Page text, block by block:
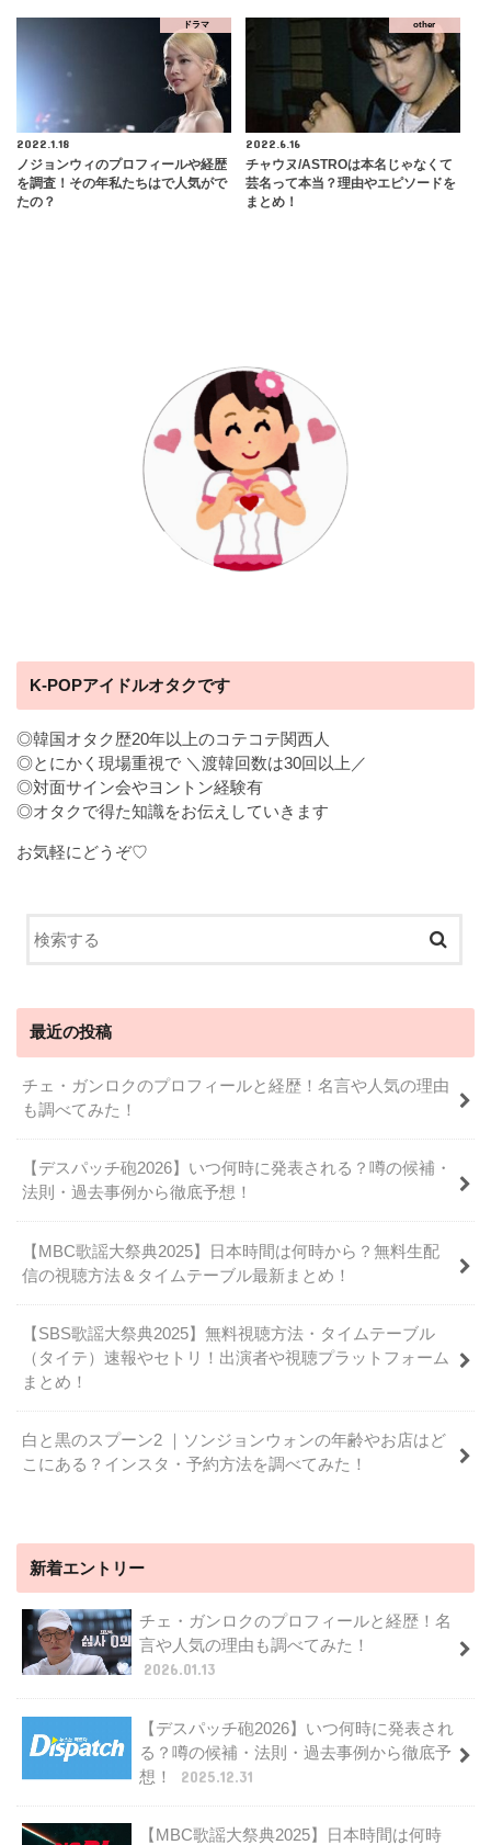
ドラマ
2022.1.18
ノジョンウィのプロフィールや経歴
を調査！その年私たちはで人気がで
たの？
other
2022.6.16
チャウヌ/ASTROは本名じゃなくて
芸名って本当？理由やエピソードを
まとめ！
K-POPアイドルオタクです
◎韓国オタク歴20年以上のコテコテ関西人
◎とにかく現場重視で ＼渡韓回数は30回以上／
◎対面サイン会やヨントン経験有
◎オタクで得た知識をお伝えしていきます
お気軽にどうぞ♡
最近の投稿
チェ・ガンロクのプロフィールと経歴！名言や人気の理由
も調べてみた！
【デスパッチ砲2026】いつ何時に発表される？噂の候補・
法則・過去事例から徹底予想！
【MBC歌謡大祭典2025】日本時間は何時から？無料生配
信の視聴方法＆タイムテーブル最新まとめ！
【SBS歌謡大祭典2025】無料視聴方法・タイムテーブル
（タイテ）速報やセトリ！出演者や視聴プラットフォーム
まとめ！
白と黒のスプーン2 ｜ソンジョンウォンの年齢やお店はど
こにある？インスタ・予約方法を調べてみた！
新着エントリー
チェ・ガンロクのプロフィールと経歴！名
言や人気の理由も調べてみた！
2026.01.13
【デスパッチ砲2026】いつ何時に発表され
る？噂の候補・法則・過去事例から徹底予
想！
2025.12.31
【MBC歌謡大祭典2025】日本時間は何時